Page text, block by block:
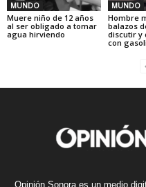
MUNDO
Muere niño de 12 años
al ser obligado a tomar
agua hirviendo
MUNDO
Hombre
balazos
discutir y
con
Opinión Sonora es un medio